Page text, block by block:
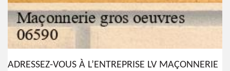
ADRESSEZ-VOUS À L’ENTREPRISE LV MAÇONNERIE